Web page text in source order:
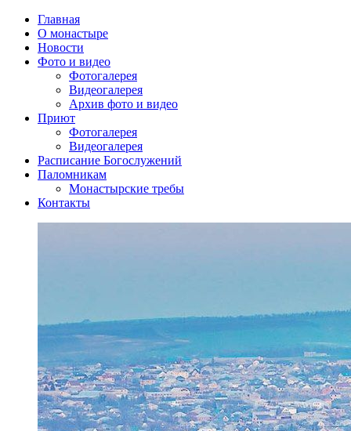
Главная
О монастыре
Новости
Фото и видео
Фотогалерея
Видеогалерея
Архив фото и видео
Приют
Фотогалерея
Видеогалерея
Расписание Богослужений
Паломникам
Монастырские требы
Контакты